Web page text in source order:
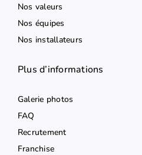
Nos valeurs
Nos équipes
Nos installateurs
Plus d’informations
Galerie photos
FAQ
Recrutement
Franchise